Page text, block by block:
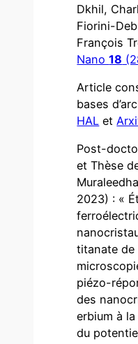
Dkhil,
Fiorini-
François
Nano18
Article
bases
HAL et
Post-
et Thèse
2023) : «
titanate de
piézo-
des
erbium à
du